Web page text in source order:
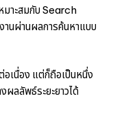
มาะสมกับ Search
านผ่านผลการค้นหาแบบ
อเนื่อง แต่ก็ถือเป็นหนึ่ง
ผลลัพธ์ระยะยาวได้